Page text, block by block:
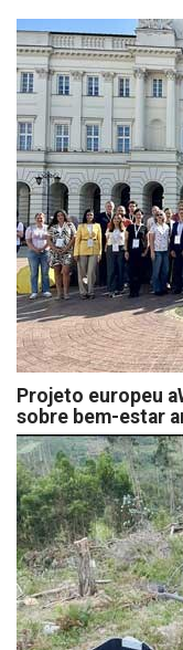
Projeto europeu
sobre bem-estar